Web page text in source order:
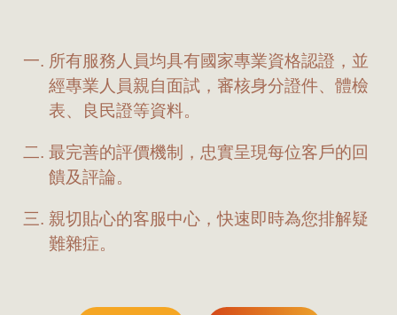
所有服務人員均具有國家專業資格認證，並
經專業人員親自面試，審核身分證件、體檢
表、良民證等資料。
最完善的評價機制，忠實呈現每位客戶的回
饋及評論。
親切貼心的客服中心，快速即時為您排解疑
難雜症。